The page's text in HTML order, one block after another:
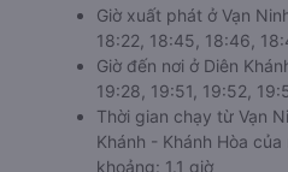
Giờ xuất phát ở Vạn
18:22, 18:45, 18:46,
Giờ đến nơi ở Diên
19:28, 19:51, 19:52,
Thời gian chạy từ Vạn
Khánh - Khánh Hòa của
khoảng: 1.1 giờ